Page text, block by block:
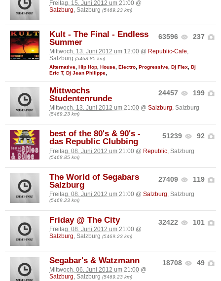
Freitag, 15. Juni 2012 um 21:00 @
Salzburg, Salzburg (5469.23 km)
63596 237
Kult - The Final - Endless
Summer
Mittwoch, 13. Juni 2012 um 12:00 @ Republic-Cafe,
Salzburg (5468.85 km)
Alternative Hip Hop House Electro Progressive Dj Flex
Dj
Eric T, Dj Jean Philippe
24457 199
Mittwochs
Studentenrunde
Mittwoch, 13. Juni 2012 um 21:00 @ Salzburg, Salzburg
(5469.23 km)
51239 92
best of the 80's & 90's -
das Republic Clubbing
Freitag, 08. Juni 2012 um 21:00 @ Republic , Salzburg
(5468.85 km)
27409 119
The World of Segabars
Salzburg
Freitag, 08. Juni 2012 um 21:00 @ Salzburg, Salzburg
(5469.23 km)
32422 101
Friday @ The City
Freitag, 08. Juni 2012 um 21:00 @
Salzburg, Salzburg (5469.23 km)
18708 49
Segabar's & Watzmann
Mittwoch, 06. Juni 2012 um 21:00 @
Salzburg, Salzburg (5469.23 km)